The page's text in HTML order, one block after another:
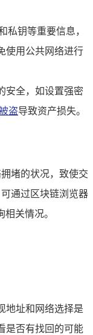
私钥等重要信息，
使用公共网络进行
安全，如设置强密
盗导致资产损失。
堵的状况，致使交
通过区块链浏览器
关情况。
地址和网络选择是
是否有找回的可能